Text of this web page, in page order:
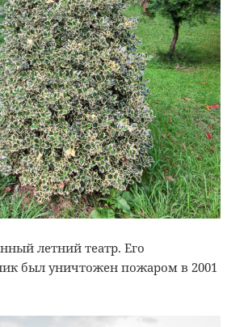
летний театр. Его
был уничтожен пожаром в 2001